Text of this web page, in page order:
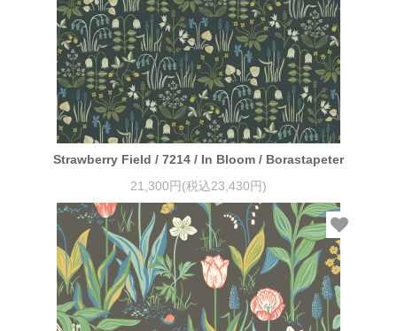
Strawberry Field / 7214 / In Bloom / Borastapeter
21,300円(税込23,430円)